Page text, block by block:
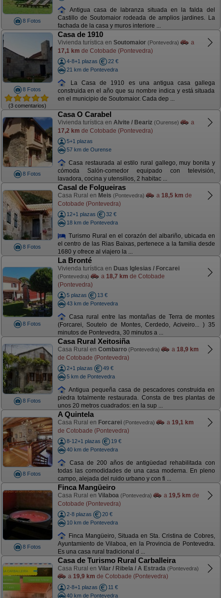
8 Fotos
Antigua casa de labranza situada en la falda del
Castillo de Soutomaior rodeada de amplios jardines. La
fachada de la casa y muros interiore ...
8 Fotos
(3 comentarios)
Casa de 1910
Vivienda turística en Soutomaior (Pontevedra)
a
17,1 km de Cotobade (Pontevedra)
4-8+1 plazas
22 €
21 km de Pontevedra
La Casa de 1910 es una antigua casa gallega
construida en el año que su nombre indica y está situada
en el municipio de Soutomaior. Cada dep ...
8 Fotos
Casa O Carabel
Vivienda turística en Alvite / Beariz (Ourense)
a
17,2 km de Cotobade (Pontevedra)
5+1 plazas
57 km de Ourense
Casa restaurada al estilo rural gallego, muy bonita y
cómoda Salón-comedor equipado con televisión,
lavadora, cocina y utensilios, 2 habitac ...
8 Fotos
Casal de Folgueiras
Casa Rural en Meis (Pontevedra) a 18,5 km de
Cotobade (Pontevedra)
12+1 plazas
32 €
18 km de Pontevedra
Turismo Rural en el corazón del albariño, ubicada en
el centro de las Rias Baixas, pertenece a la familia desde
1680 y ofrece al viajero la ...
8 Fotos
La Bronté
Vivienda turística en Duas Iglesias / Forcarei
(Pontevedra) a 18,7 km de Cotobade
(Pontevedra)
5 plazas
13 €
43 km de Pontevedra
Casa rural entre las montañas de Terra de montes
(Forcarei, Soutelo de Montes, Cerdedo, Aciveiro... ) 35
minutos de Pontevedra, 30 minutos a ...
8 Fotos
Casa Rural Xeitosiña
Casa Rural en Combarro (Pontevedra) a 18,9 km
de Cotobade (Pontevedra)
2+1 plazas
49 €
5 km de Pontevedra
Antigua pequeña casa de pescadores construida en
piedra totalmente restaurada. Consta de tres plantas de
unos 20 metros cuadrados: en la sup ...
8 Fotos
A Quintela
Casa Rural en Forcarei (Pontevedra) a 19,1 km
de Cotobade (Pontevedra)
8-12+1 plazas
19 €
40 km de Pontevedra
Casa de 200 años de antigüedad rehabilitada con
todas las comodidades de una casa moderna. En pleno
campo, alejada del ruido urbano y con fi ...
8 Fotos
Finca Mangüeiro
Casa Rural en Vilaboa (Pontevedra) a 19,5 km de
Cotobade (Pontevedra)
2-8 plazas
20 €
10 km de Pontevedra
Finca Mangüeiro, Situada en Sta. Cristina de Cobres,
Ayuntamiento de Vilaboa, en la Provincia de Pontevedra.
Es una casa rural tradicional d ...
Casa de Turismo Rural Carballeira
Casa Rural en Vilar / Ribela / A Estrada (Pontevedra)
a 19,9 km de Cotobade (Pontevedra)
2-8+1 plazas
11 €
40 km de Pontevedra